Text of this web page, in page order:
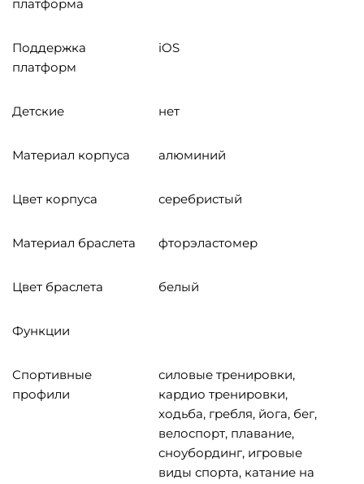
платформа
Поддержка
платформ
iOS
Детские нет
Материал корпуса алюминий
Цвет корпуса серебристый
Материал браслета фторэластомер
Цвет браслета белый
Функции
Спортивные
профили
силовые тренировки,
кардио тренировки,
xодьба, гребля, йога, бег,
велоспорт, плавание,
сноубординг, игровые
виды спорта, катание на